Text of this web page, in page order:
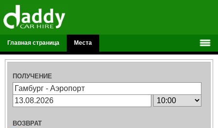
Главная страница Места
ПОЛУЧЕНИЕ
ВОЗВРАТ